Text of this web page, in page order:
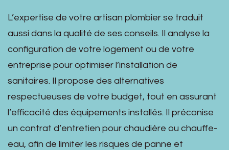
L’expertise de votre artisan plombier se traduit
aussi dans la qualité de ses conseils. Il analyse la
configuration de votre logement ou de votre
entreprise pour optimiser l’installation de
sanitaires. Il propose des alternatives
respectueuses de votre budget, tout en assurant
l’efficacité des équipements installés. Il préconise
un contrat d’entretien pour chaudière ou chauffe-
eau, afin de limiter les risques de panne et